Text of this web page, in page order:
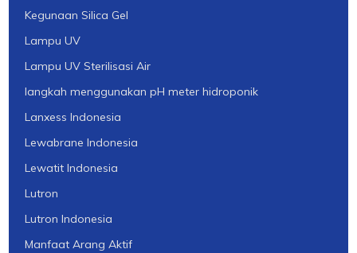
Kegunaan Silica Gel
Lampu UV
Lampu UV Sterilisasi Air
langkah menggunakan pH meter hidroponik
Lanxess Indonesia
Lewabrane Indonesia
Lewatit Indonesia
Lutron
Lutron Indonesia
Manfaat Arang Aktif